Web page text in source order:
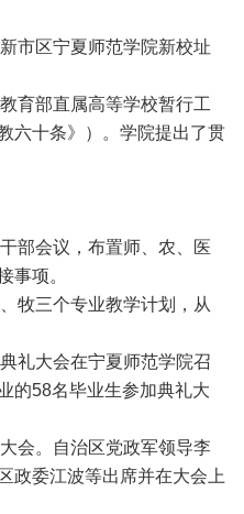
市区宁夏师范学院新校址
育部直属高等学校暂行工
六十条》）。学院提出了贯
部会议，布置师、农、医
事项。
牧三个专业教学计划，从
礼大会在宁夏师范学院召
的58名毕业生参加典礼大
会。自治区党政军领导李
政委江波等出席并在大会上